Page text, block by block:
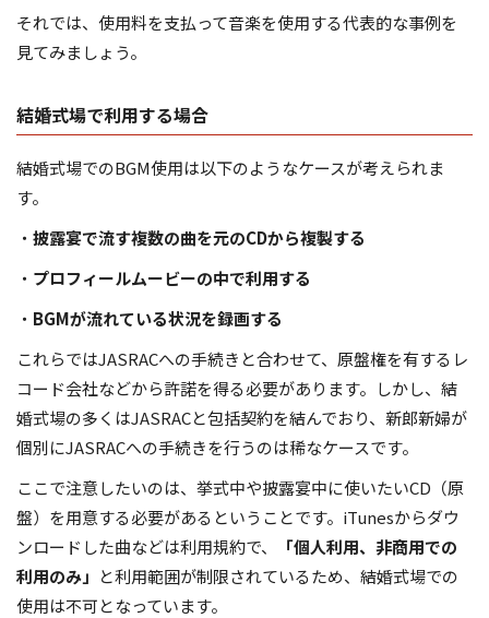
それでは、使用料を支払って音楽を使用する代表的な事例を
見てみましょう。
結婚式場で利用する場合
結婚式場でのBGM使用は以下のようなケースが考えられま
す。
・ 披露宴で流す複数の曲を元のCDから複製する
・ プロフィールムービーの中で利用する
・ BGMが流れている状況を録画する
これらではJASRACへの手続きと合わせて、原盤権を有するレ
コード会社などから許諾を得る必要があります。しかし、結
婚式場の多くはJASRACと包括契約を結んでおり、新郎新婦が
個別にJASRACへの手続きを行うのは稀なケースです。
ここで注意したいのは、挙式中や披露宴中に使いたいCD（原
盤）を用意する必要があるということです。iTunesからダウ
ンロードした曲などは利用規約で、
「個人利用、非商用での
利用のみ」 と利用範囲が制限されているため、結婚式場での
使用は不可となっています。